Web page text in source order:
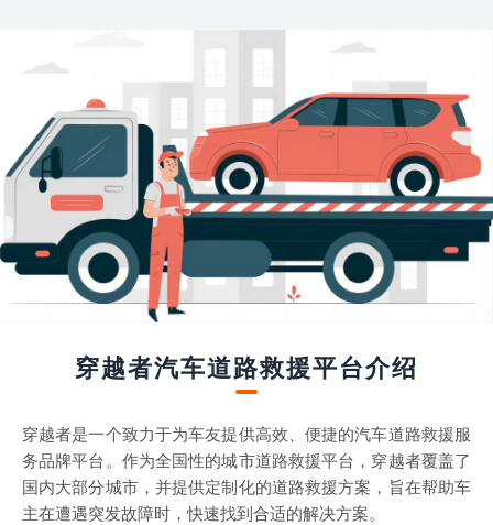
穿越者汽车道路救援平台介绍
穿越者是一个致力于为车友提供高效、便捷的汽车道路救援服
务品牌平台。作为全国性的城市道路救援平台，穿越者覆盖了
国内大部分城市，并提供定制化的道路救援方案，旨在帮助车
主在遭遇突发故障时，快速找到合适的解决方案。